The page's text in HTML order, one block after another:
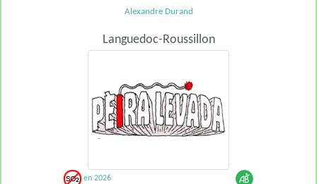
Alexandre Durand
Languedoc-Roussillon
en 2026